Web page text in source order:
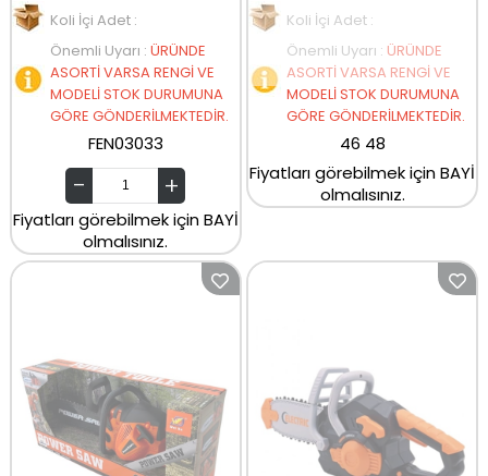
Koli İçi Adet :
Önemli Uyarı : ÜRÜNDE
ASORTİ VARSA RENGİ VE
MODELİ STOK DURUMUNA
GÖRE GÖNDERİLMEKTEDİR.
FEN03033
Fiyatları görebilmek için BAYİ
olmalısınız.
Koli İçi Adet :
Önemli Uyarı : ÜRÜNDE
ASORTİ VARSA RENGİ VE
MODELİ STOK DURUMUNA
GÖRE GÖNDERİLMEKTEDİR.
46 48
Fiyatları görebilmek için BAYİ
olmalısınız.